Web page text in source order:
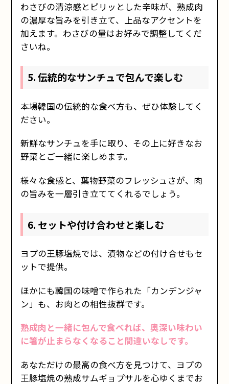
わさびの清涼感とピリッとした辛味が、熟成肉
の濃厚な旨みを引き立て、上品なアクセントを
加えます。わさびの量はお好みで調整してくだ
さいね。
5. 伝統的なサンチュで包んで楽しむ
本場韓国の伝統的な食べ方も、ぜひ体験してく
ださい。
新鮮なサンチュを手に取り、その上に好きなお
野菜とご一緒に楽しめます。
様々な食感と、葉物野菜のフレッシュさが、肉
の旨みを一層引き立ててくれるでしょう。
6. セットや付け合わせと楽しむ
ヨプの王豚塩焼では、漬物などの付け合せもセ
ットで提供。
ほかにも韓国の味噌で作られた「カンデンジャ
ン」も、お肉との相性抜群です。
熟成肉と一緒に包んで食べれば、奥深い味わい
に箸が止まらなくなること間違いなしです。
あなただけの最高の食べ方を見つけて、ヨプの
王豚塩焼の熟成サムギョプサルを心ゆくまでお